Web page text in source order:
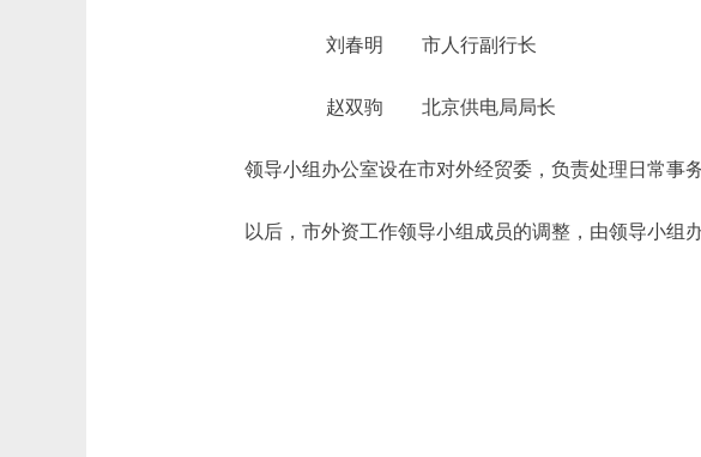
刘春明 市人行副行长
赵双驹 北京供电局局长
领导小组办公室设在市对外经贸委，负责处理日常事务
以后，市外资工作领导小组成员的调整，由领导小组办